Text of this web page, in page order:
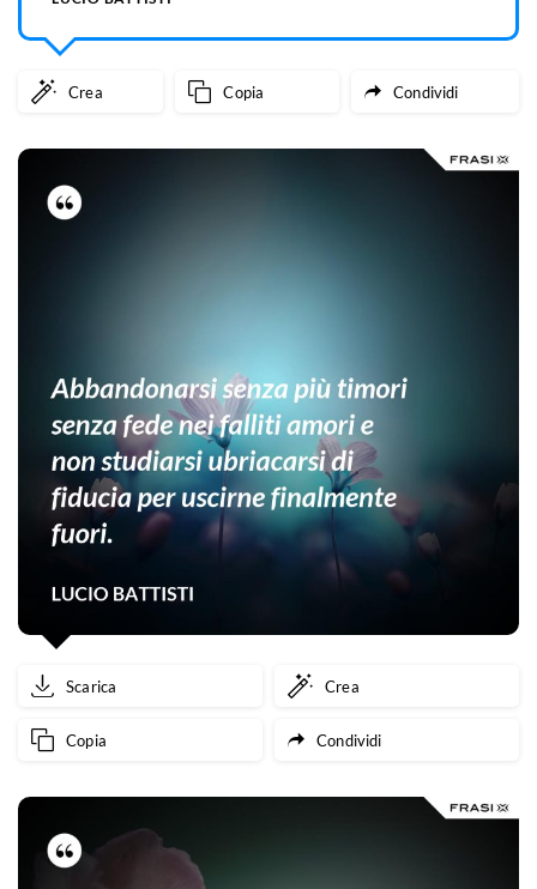
Crea Copia Condividi
Scarica Crea
Copia Condividi